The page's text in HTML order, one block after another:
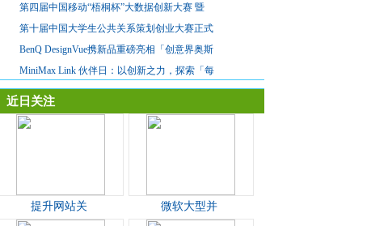
第四届中国移动“梧桐杯”大数据创新大赛 暨
第十届中国大学生公共关系策划创业大赛正式
BenQ DesignVue携新品重磅亮相「创意界奥斯
MiniMax Link 伙伴日：以创新之力，探索「每
近日关注
提升网站关 微软大型并